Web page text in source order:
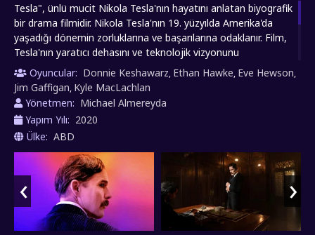
Tesla", ünlü mucit Nikola Tesla'nın hayatını anlatan biyografik
bir drama filmidir. Nikola Tesla'nın 19. yüzyılda Amerika'da
yaşadığı dönemin zorluklarına ve başarılarına odaklanır. Film,
Tesla'nın yaratıcı dehasını ve teknolojik vizyonunu
keşfederken, onun Thomas Edison ile olan rekabetini,
Westinghouse ile olan işbirliğini ve stresle dolu kişisel hayatını
ele alır. Orijinal bir kurgu ve sıra dışı anlatım tarzıyla,
izleyicilere Tesla'nın çalkantılı yaşamının derinliklerine inme
fırsatı sunar. Bu unutulmaz hikayeyi izle, HD izle
seçenekleriyle keşfedin.
Oyuncular: Donnie Keshawarz, Ethan Hawke, Eve Hewson,
Jim Gaffigan, Kyle MacLachlan
Yönetmen: Michael Almereyda
Yapım Yılı: 2020
Ülke: ABD
‹ ›